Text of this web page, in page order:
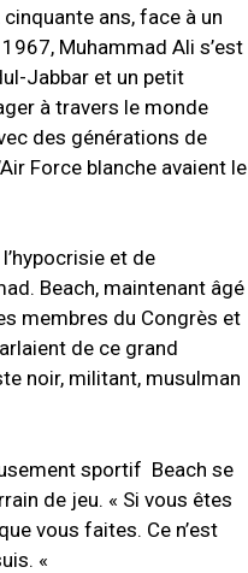
ans, face à un
Muhammad Ali s’est
Jabbar et un petit
à travers le monde
des générations de
Force blanche avaient le
et de
Beach, maintenant âgé
membres du Congrès et
de ce grand
noir, militant, musulman
sportif Beach se
de jeu. « Si vous êtes
vous faites. Ce n’est
«